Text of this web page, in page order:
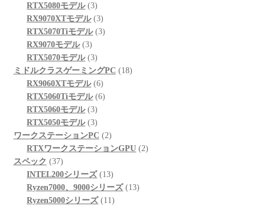
個
の
商
RTX5080モデル 33
個
の
品
RX9070XTモデル 33
個
品
RTX5070Tiモデル 33
商
品
RX9070モデル 33
個
の
商
品
RTX5070モデル 33
個
の
商
品
ミドルクラスゲーミングPC 1818
RX9060XTモデル 66
個
品
RTX5060Tiモデル 66
商
品
RTX5060モデル 33
個
の
商
RTX5050モデル 33
個
の
品
ワークステーションPC 22
個
商
品
RTXワークステーションGPU 22
スペック 3737
個
の
商
INTEL200シリーズ 1313
個
の
Ryzen7000、9000シリーズ 1313
Ryzen5000シリーズ 1111